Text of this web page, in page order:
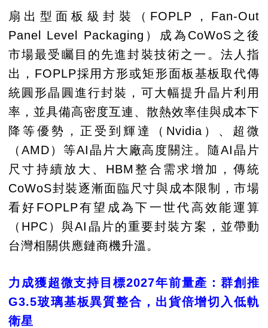
扇出型面板級封裝（FOPLP，Fan-Out
Panel Level Packaging）成為CoWoS之後
市場最受矚目的先進封裝技術之一。法人指
出，FOPLP採用方形或矩形面板基板取代傳
統圓形晶圓進行封裝，可大幅提升晶片利用
率，並具備高密度互連、散熱效率佳與成本下
降等優勢，正受到輝達（Nvidia）、超微
（AMD）等AI晶片大廠高度關注。隨AI晶片
尺寸持續放大、HBM整合需求增加，傳統
CoWoS封裝逐漸面臨尺寸與成本限制，市場
看好FOPLP有望成為下一世代高效能運算
（HPC）與AI晶片的重要封裝方案，並帶動
台灣相關供應鏈商機升溫。
力成獲超微支持目標2027年前量產：群創推
G3.5玻璃基板異質整合，出貨倍增切入低軌
衛星